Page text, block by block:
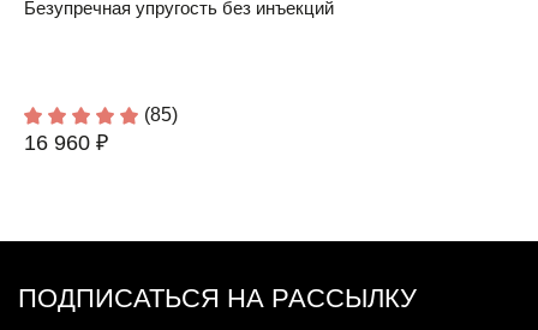
Безупречная упругость без инъекций
(85)
16 960 ₽
ПОДПИСАТЬСЯ НА РАССЫЛКУ